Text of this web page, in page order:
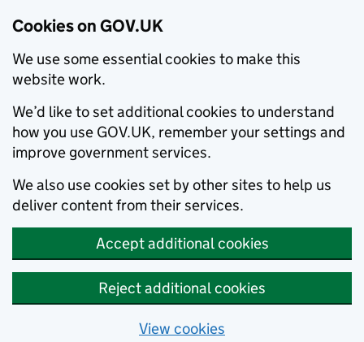
Cookies on GOV.UK
We use some essential cookies to make this
website work.
We’d like to set additional cookies to understand
how you use GOV.UK, remember your settings and
improve government services.
We also use cookies set by other sites to help us
deliver content from their services.
Accept additional cookies
Reject additional cookies
View cookies